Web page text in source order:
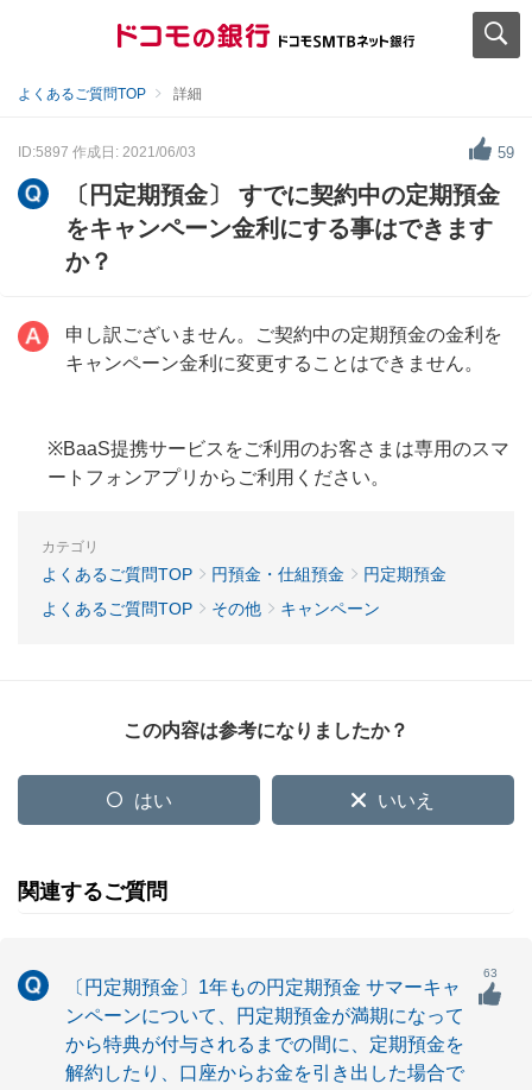
よくあるご質問TOP 詳細
ID:5897 作成日: 2021/06/03 59
〔円定期預金〕 すでに契約中の定期預金
をキャンペーン金利にする事はできます
か？
申し訳ございません。ご契約中の定期預金の金利を
キャンペーン金利に変更することはできません。
※BaaS提携サービスをご利用のお客さまは専用のスマ
ートフォンアプリからご利用ください。
カテゴリ
よくあるご質問TOP 円預金・仕組預金
円定期預金
よくあるご質問TOP
その他 キャンペーン
この内容は参考になりましたか？
はい いいえ
関連するご質問
〔円定期預金〕1年もの円定期預金 サマーキャ
ンペーンについて、円定期預金が満期になって
から特典が付与されるまでの間に、定期預金を
解約したり、口座からお金を引き出した場合で
63